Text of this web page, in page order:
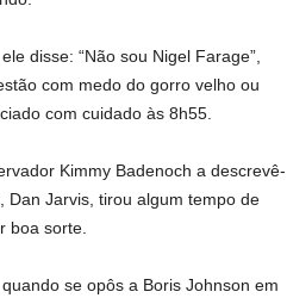
disse: “Não sou Nigel Farage”,
com medo do gorro velho ou
com cuidado às 8h55.
Kimmy Badenoch a descrevê-
Dan Jarvis, tirou algum tempo de
boa sorte.
se opôs a Boris Johnson em